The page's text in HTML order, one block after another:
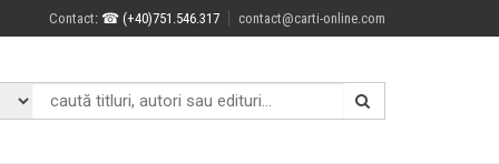
Contact: ☎ (+40)751.546.317 contact@carti-online.com